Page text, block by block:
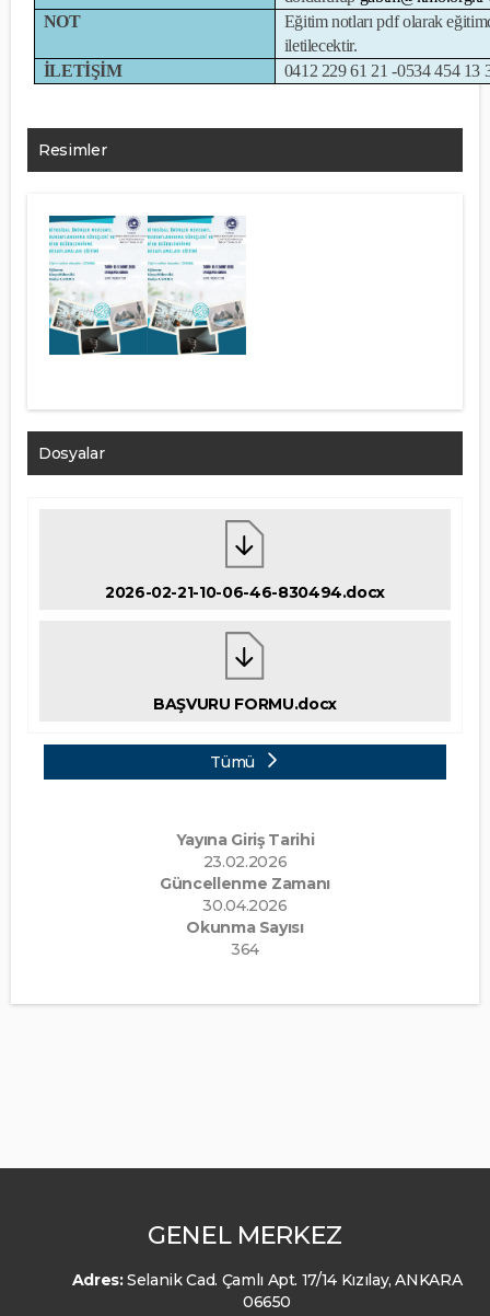
NOT
Eğitim notları pdf olarak
iletilecektir.
İLETİŞİM
0412 229 61 21 -0534 454 13
Resimler
Dosyalar
2026-02-21-10-06-46-830494.docx
BAŞVURU FORMU.docx
Tümü
Yayına Giriş Tarihi
23.02.2026
Güncellenme Zamanı
30.04.2026
Okunma Sayısı
364
GENEL MERKEZ
Adres:Selanik Cad. Çamlı Apt. 17/14 Kızılay, ANKARA
06650